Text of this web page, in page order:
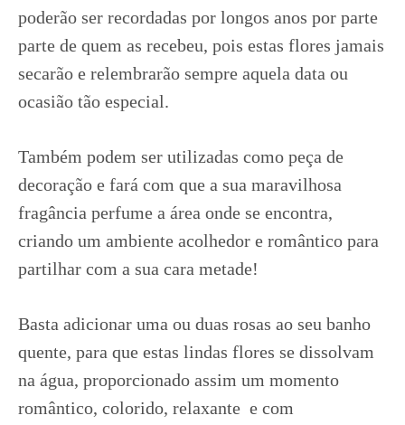
poderão ser recordadas por longos anos por parte
parte de quem as recebeu, pois estas flores jamais
secarão e relembrarão sempre aquela data ou
ocasião tão especial.
Também podem ser utilizadas como peça de
decoração e fará com que a sua maravilhosa
fragância perfume a área onde se encontra,
criando um ambiente acolhedor e romântico para
partilhar com a sua cara metade!
Basta adicionar uma ou duas rosas ao seu banho
quente, para que estas lindas flores se dissolvam
na água, proporcionado assim um momento
romântico, colorido, relaxante e com